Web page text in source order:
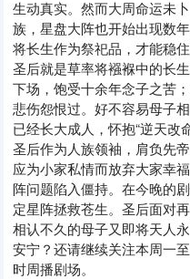
生动真实。然而大周命运未
族，星盘大阵也开始出现数
将长生作为祭祀品，才能稳
圣后就是草率将襁褓中的长
下场，饱受十余年念子之苦
悲伤怨恨过。好不容易母子
已经长大成人，怀抱“逆天改
圣后作为人族领袖，肩负先
应为小家私情而放弃大家幸
阵问题陷入僵持。在今晚的
定星阵拯救苍生。圣后面对
相认不久的母子又即将天人
安宁？还请继续关注本周一
时周播剧场。